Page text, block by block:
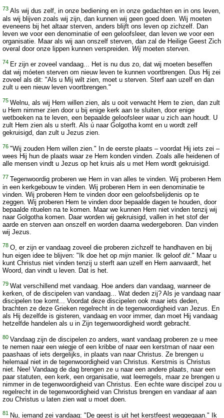
73 Als wij dus zelf, in onze bediening en in onze gedachten en in ons leven,
als wij blijven zoals wij zijn, dan kunnen wij geen goed doen. Wij moeten
eveneens bij het altaar sterven, anders blijft ons leven op zichzelf. Dan
leven we voor een denominatie of een geloofsleer, dan leven we voor een
organisatie. Maar als wij aan onszelf sterven, dan zal de Heilige Geest Zich
overal door onze lippen kunnen verspreiden. Wij moeten sterven.
74 Er zijn er zoveel vandaag... Het is nu dus zo, dat wij moeten beseffen
dat wij móeten sterven om nieuw leven te kunnen voortbrengen. Dus Hij zei
zoveel als dit: "Als u Mij wilt zien, moet u sterven. Sterf aan uzelf en dan
zult u een nieuw leven voortbrengen."
75 Welnu, als wij Hem willen zien, als u ooit verwacht Hem te zien, dan zult
u Hem nimmer zien door u bij enige kerk aan te sluiten, door enige
wetboeken na te leven, een bepaalde geloofsleer waar u zich aan houdt. U
zult Hem zien als u sterft. Als ú naar Golgotha komt en u wordt zelf
gekruisigd, dan zult u Jezus zien.
76 "Wij zouden Hem willen zien." In de eerste plaats – voordat Hij iets zei –
wees Hij hun de plaats waar ze Hem konden vinden. Zoals alle heidenen of
alle mensen vindt u Jezus op het kruis als u met Hem wordt gekruisigd.
77
Tegenwoordig proberen we Hem in van alles te vinden. Wij proberen Hem
in een kerkgebouw te vinden. Wij proberen Hem in een denominatie te
vinden. Wij proberen Hem te vinden door een geloofsbelijdenis op te
zeggen. Wij proberen Hem te vinden door bepaalde dagen te houden, door
bepaalde rituelen na te komen. Maar we kunnen Hem niet vinden tenzij wij
naar Golgotha komen. Daar worden wij gekruisigd, vallen in het stof der
aarde en sterven aan onszelf en worden daarna wedergeboren. Dan vinden
wij Jezus.
78 O, er zijn er vandaag zoveel die proberen zichzelf te handhaven en bij
hun eigen idee te blijven: "Ik doe het op mijn manier. Ik geloof dit ." Maar u
kunt Christus niet vinden tenzij u sterft aan uzelf en Hem aanvaardt, het
Woord, dan vindt u leven. Dat is het.
79 Wat verschillend met vandaag. Hoe anders dan vandaag, wanneer de
kerken, of de discipelen van vandaag... Wat deden zij? Als je vandaag naar
discipelen toe komt... Voordat deze discipelen ook maar iets deden,
brachten ze deze Grieken regelrecht in de tegenwoordigheid van Jezus. En
als Hij dezelfde is gisteren, vandaag en voor immer, dan moet Hij vandaag
hetzelfde handelen als u in Zijn tegenwoordigheid wordt gebracht.
80 Vandaag zijn de discipelen zo anders, want vandaag proberen ze u mee
te nemen naar een wiegje of een kribbe of naar een kerstman of naar een
paashaas of iets dergelijks, in plaats van naar Christus. Ze brengen u
helemaal niet in de tegenwoordigheid van Christus. Kerstmis is Christus
niet. Nee! Vandaag de dag brengen ze u naar een andere plaats, naar een
paar statuten, een kerk, een organisatie, wat leerregels, maar ze brengen u
nimmer in de tegenwoordigheid van Christus. Een echte ware discipel zou u
regelrecht in de tegenwoordigheid van Christus brengen en vandaar af aan
zou Christus u laten zien wat u moet doen.
81 Nu, iemand zei vandaag: "De geest is uit het kerstfeest weggegaan." Ik